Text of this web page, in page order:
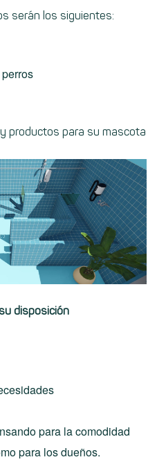
serán los siguientes:
productos para su mascota
disposición
para la comodidad
para los dueños.